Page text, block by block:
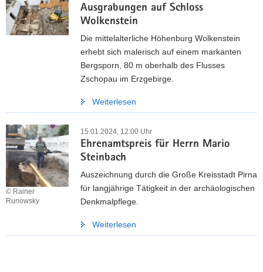
Ausgrabungen auf Schloss
Wolkenstein
Die mittelalterliche Höhenburg Wolkenstein
erhebt sich malerisch auf einem markanten
Bergsporn, 80 m oberhalb des Flusses
Zschopau im Erzgebirge.
Weiterlesen
15.01.2024, 12:00 Uhr
Ehrenamtspreis für Herrn Mario
Steinbach
© Rainer
Runowsky
Auszeichnung durch die Große Kreisstadt Pirna
für langjährige Tätigkeit in der archäologischen
Denkmalpflege.
Weiterlesen